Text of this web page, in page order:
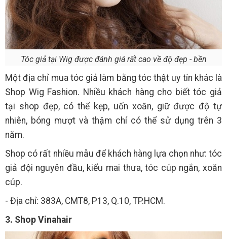
Tóc giả tại Wig được đánh giá rất cao về độ đẹp - bền
Một địa chỉ mua tóc giả làm bằng tóc thật uy tín khác là
Shop Wig Fashion. Nhiều khách hàng cho biết tóc giả
tại shop đẹp, có thể kẹp, uốn xoăn, giữ được độ tự
nhiên, bóng mượt và thậm chí có thể sử dụng trên 3
năm.
Shop có rất nhiều mẫu để khách hàng lựa chọn như: tóc
giả đội nguyên đầu, kiểu mai thưa, tóc cúp ngắn, xoăn
cúp.
- Địa chỉ: 383A, CMT8, P13, Q.10, TP.HCM.
3. Shop Vinahair